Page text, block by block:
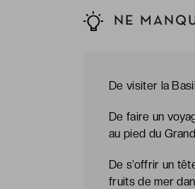
NE
De visiter la
De faire un
au pied du
De s’offrir un
fruits de mer